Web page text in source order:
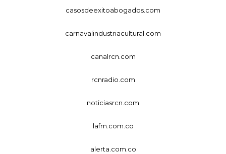
casosdeexitoabogados.com
carnavalindustriacultural.com
canalrcn.com
rcnradio.com
noticiasrcn.com
lafm.com.co
alerta.com.co